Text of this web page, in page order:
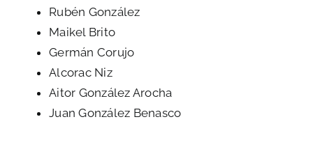
Rubén González
Maikel Brito
Germán Corujo
Alcorac Niz
Aitor González Arocha
Juan González Benasco